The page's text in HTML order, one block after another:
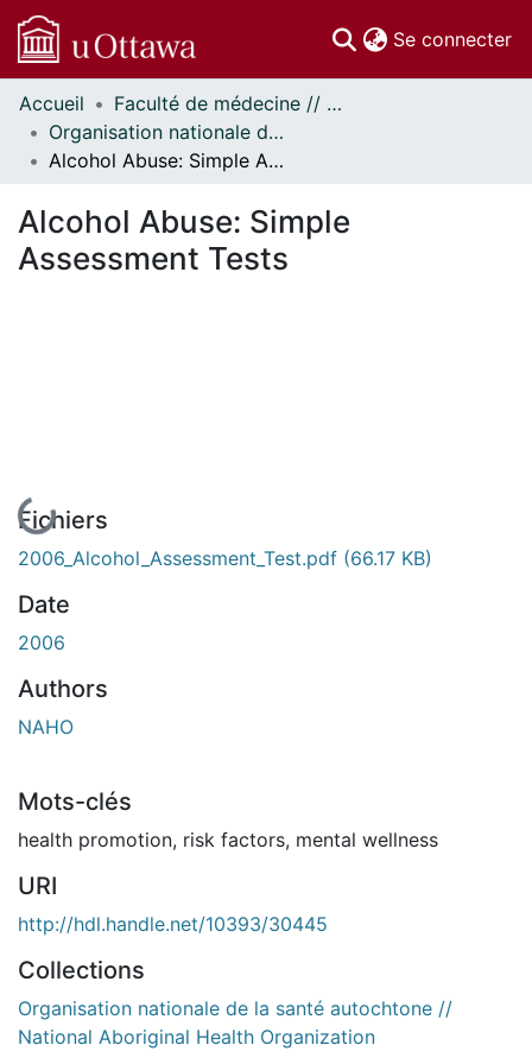
Se connecter
Communautés
et collections
Parcourir
À propos
Accueil
Faculté de médecine // Faculty of Medicine
Organisation nationale de la santé autochtone // National Aboriginal Health Organization
Alcohol Abuse: Simple Assessment Tests
Alcohol Abuse: Simple
Assessment Tests
En cours de chargement...
Fichiers
2006_Alcohol_Assessment_Test.pdf (66.17 KB)
Date
2006
Authors
NAHO
Mots-clés
health promotion, risk factors, mental wellness
URI
http://hdl.handle.net/10393/30445
Collections
Organisation nationale de la santé autochtone //
National Aboriginal Health Organization